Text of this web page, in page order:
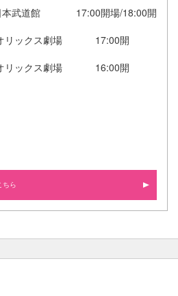
本武道館 17:00開場/18:00開
リックス劇場 17:00開
リックス劇場 16:00開
ちら